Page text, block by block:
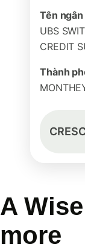
Tên
UBS
CREDIT
Thành
A
more